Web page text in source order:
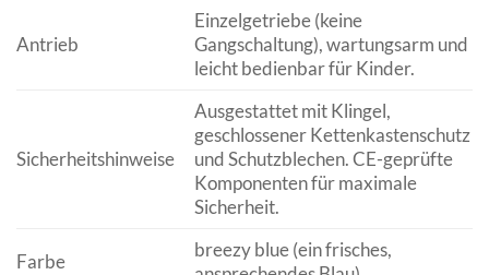
Antrieb
Einzelgetriebe (keine
Gangschaltung), wartungsarm und
leicht bedienbar für Kinder.
Sicherheitshinweise
Ausgestattet mit Klingel,
geschlossener Kettenkastenschutz
und Schutzblechen. CE-geprüfte
Komponenten für maximale
Sicherheit.
Farbe
breezy blue (ein frisches,